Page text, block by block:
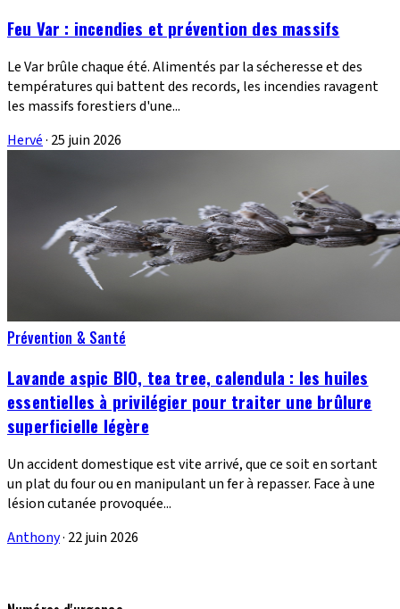
Feu Var : incendies et prévention des massifs
Le Var brûle chaque été. Alimentés par la sécheresse et des
températures qui battent des records, les incendies ravagent
les massifs forestiers d'une...
Hervé· 25 juin 2026
Prévention & Santé
Lavande aspic BIO, tea tree, calendula : les huiles
essentielles à privilégier pour traiter une brûlure
superficielle légère
Un accident domestique est vite arrivé, que ce soit en sortant
un plat du four ou en manipulant un fer à repasser. Face à une
lésion cutanée provoquée...
Anthony· 22 juin 2026